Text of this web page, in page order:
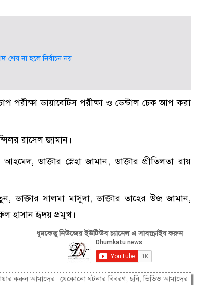
শেষ না হলে নির্বাচন নয়
পরীক্ষা ডায়াবেটিস পরীক্ষা ও ডেন্টাল চেক আপ করা
রাসেল জামান।
ডাক্তার স্নেহা জামান, ডাক্তার প্রীতিলতা রায়
ডাক্তার সালমা মাসুদা, ডাক্তার তাহের উজ জামান,
হাসান হৃদয় প্রমুখ।
ধূমকেতু নিউজের ইউটিউব চ্যানেল এ সাবস্ক্রাইব করুন
করুন আমাদের। যেকোনো ঘটনার বিবরণ, ছবি, ভিডিও আমাদের